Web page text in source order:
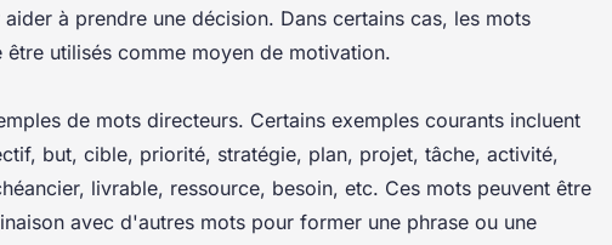
à prendre une décision. Dans certains cas, les mots
utilisés comme moyen de motivation.
de mots directeurs. Certains exemples courants incluent
but, cible, priorité, stratégie, plan, projet, tâche, activité,
livrable, ressource, besoin, etc. Ces mots peuvent être
avec d'autres mots pour former une phrase ou une